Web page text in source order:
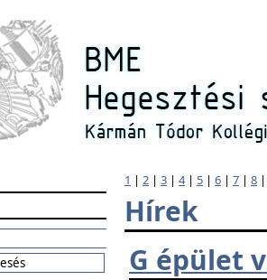
1 | 2 | 3 | 4| 5 | 6 | 7 | 8
Hírek
G épület